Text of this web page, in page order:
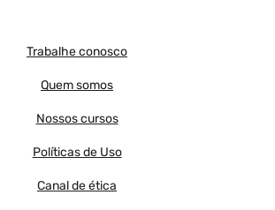
Trabalhe conosco
Quem somos
Nossos cursos
Políticas de Uso
Canal de ética